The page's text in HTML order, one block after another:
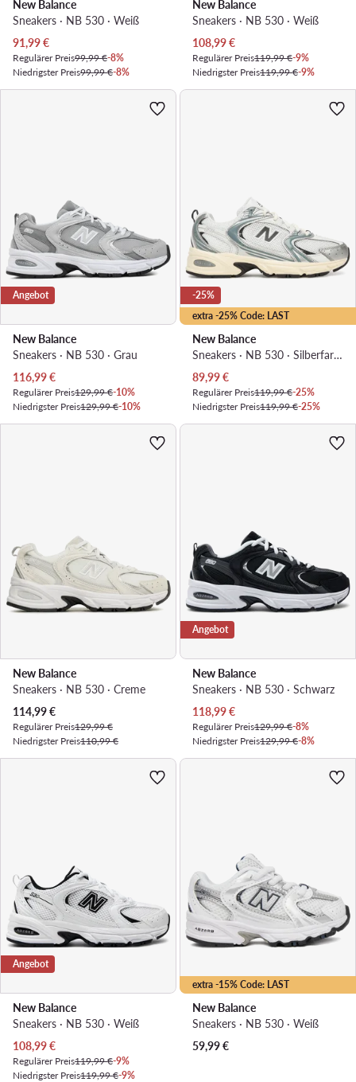
New Balance
Sneakers · NB 530 · Weiß
Aktueller Preis
91,99€
Regulärer Preis99,99 €-8%
Niedrigster Preis99,99 €-8%
New Balance
Sneakers · NB 530 · Weiß
Aktueller Preis
108,99€
Regulärer Preis119,99 €-9%
Niedrigster Preis119,99 €-9%
Angebot
New Balance
Sneakers · NB 530 · Grau
Aktueller Preis
116,99€
Regulärer Preis129,99 €-10%
Niedrigster Preis129,99 €-10%
extra -25% Code: LAST
-25%
New Balance
Sneakers · NB 530 · Silberfarben
Aktueller Preis
89,99€
Regulärer Preis119,99 €-25%
Niedrigster Preis119,99 €-25%
New Balance
Sneakers · NB 530 · Creme
Aktueller Preis
114,99€
Regulärer Preis129,99 €
Niedrigster Preis110,99 €
Angebot
New Balance
Sneakers · NB 530 · Schwarz
Aktueller Preis
118,99€
Regulärer Preis129,99 €-8%
Niedrigster Preis129,99 €-8%
Angebot
New Balance
Sneakers · NB 530 · Weiß
Aktueller Preis
108,99€
Regulärer Preis119,99 €-9%
Niedrigster Preis119,99 €-9%
extra -15% Code: LAST
New Balance
Sneakers · NB 530 · Weiß
59,99€